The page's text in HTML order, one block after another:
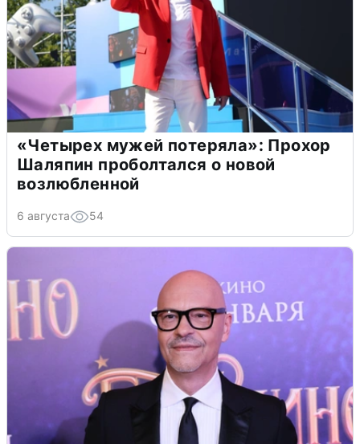
«Четырех мужей потеряла»: Прохор
Шаляпин проболтался о новой
возлюбленной
6 августа 54